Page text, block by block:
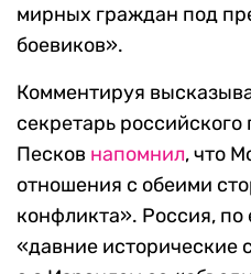
мирных граждан под
боевиков».
Комментируя
секретарь
Песков напомнил, что
отношения с обеими
конфликта». Россия, по
«давние исторические